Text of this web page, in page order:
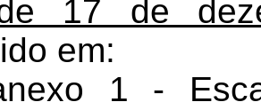
17 de
em:
1 -